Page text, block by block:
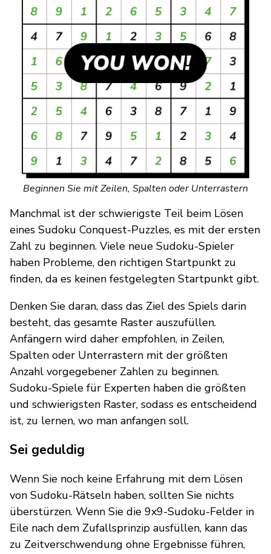
Beginnen Sie mit Zeilen, Spalten oder Unterrastern
Manchmal ist der schwierigste Teil beim Lösen
eines Sudoku Conquest-Puzzles, es mit der ersten
Zahl zu beginnen. Viele neue Sudoku-Spieler
haben Probleme, den richtigen Startpunkt zu
finden, da es keinen festgelegten Startpunkt gibt.
Denken Sie daran, dass das Ziel des Spiels darin
besteht, das gesamte Raster auszufüllen.
Anfängern wird daher empfohlen, in Zeilen,
Spalten oder Unterrastern mit der größten
Anzahl vorgegebener Zahlen zu beginnen.
Sudoku-Spiele für Experten haben die größten
und schwierigsten Raster, sodass es entscheidend
ist, zu lernen, wo man anfangen soll.
Sei geduldig
Wenn Sie noch keine Erfahrung mit dem Lösen
von Sudoku-Rätseln haben, sollten Sie nichts
überstürzen. Wenn Sie die 9x9-Sudoku-Felder in
Eile nach dem Zufallsprinzip ausfüllen, kann das
zu Zeitverschwendung ohne Ergebnisse führen,